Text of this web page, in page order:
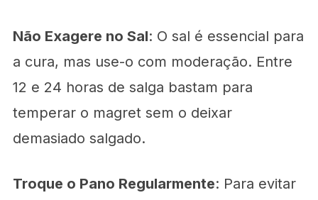
Não Exagere no Sal: O sal é essencial para
a cura, mas use-o com moderação. Entre
12 e 24 horas de salga bastam para
temperar o magret sem o deixar
demasiado salgado.
Troque o Pano Regularmente: Para evitar